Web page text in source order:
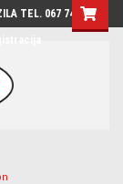
TEL. 067 7444-780